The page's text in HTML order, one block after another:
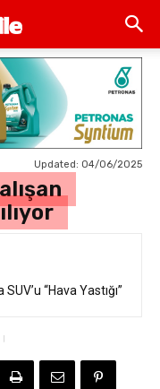
Updated: 04/06/2025
“Hava Yastığı”